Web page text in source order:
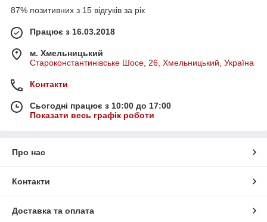
87% позитивних з 15 відгуків за рік
Працює з 16.03.2018
м. Хмельницький
Староконстантинівське Шосе, 26, Хмельницький, Україна
Контакти
Сьогодні працює з 10:00 до 17:00
Показати весь графік роботи
Про нас
Контакти
Доставка та оплата